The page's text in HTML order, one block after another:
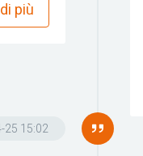
più
25 15:02